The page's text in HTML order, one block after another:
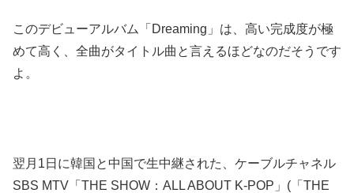
このデビューアルバム「Dreaming」は、高い完成度が極
めて高く、全曲がタイトル曲と言えるほどなのだそうです
よ。
翌月1日に韓国と中国で生中継された、ケーブルチャネル
SBS MTV「THE SHOW：ALL ABOUT K-POP」(「THE